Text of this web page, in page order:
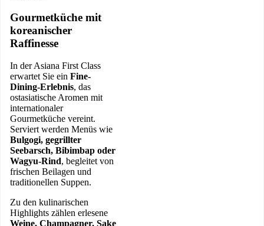
Gourmetküche mit
koreanischer
Raffinesse
In der Asiana First Class
erwartet Sie ein Fine-
Dining-Erlebnis, das
ostasiatische Aromen mit
internationaler
Gourmetküche vereint.
Serviert werden Menüs wie
Bulgogi, gegrillter
Seebarsch, Bibimbap oder
Wagyu-Rind, begleitet von
frischen Beilagen und
traditionellen Suppen.
Zu den kulinarischen
Highlights zählen erlesene
Weine, Champagner, Sake